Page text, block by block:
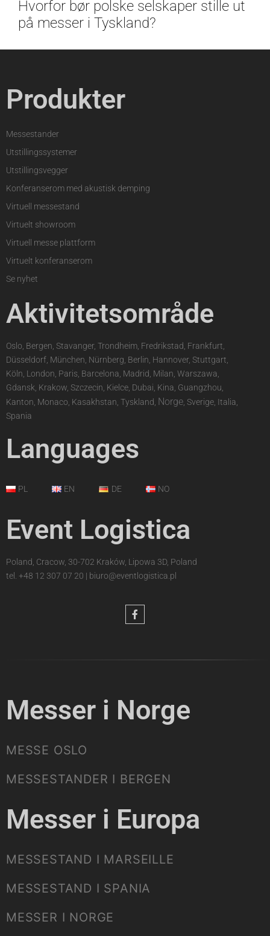
Hvorfor bør polske selskaper stille ut
på messer i Tyskland?
Produkter
Messestander
Utstillingssystemer
Utstillingsvegger
Konferanserom med akustisk demping
Virtuell messestand
Virtuelt showroom
Virtuell messe plattform
Virtuelt konferanserom
Se nyhet
Aktivitetsområde
Oslo, Bergen, Stavanger, Trondheim, Fredrikstad, Frankfurt,
Düsseldorf, München, Nürnberg, Berlin, Hannover, Stuttgart,
Köln, London, Paris, Barcelona, Madrid, Milan, Warszawa,
Gdansk, Krakow, Szczecin, Kielce, Dubai, Kina, Guangzhou,
Kanton, Monaco, Kasakhstan, Tyskland, Norge, Sverige, Italia,
Spania
Languages
PL EN DE NO
Event Logistica
Poland, Cracow, 30-702 Kraków, Lipowa 3D, Poland
tel. +48 12 307 07 20 | biuro@eventlogistica.pl
Messer i Norge
MESSE OSLO
MESSESTANDER I BERGEN
Messer i Europa
MESSESTAND I MARSEILLE
MESSESTAND I SPANIA
MESSER I NORGE